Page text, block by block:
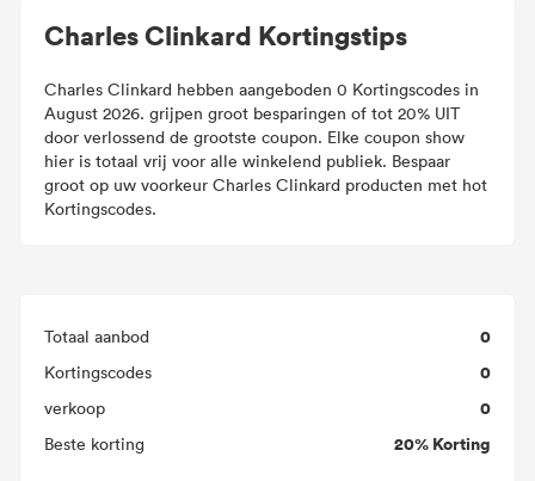
Charles Clinkard Kortingstips
Charles Clinkard hebben aangeboden 0 Kortingscodes in
August 2026. grijpen groot besparingen of tot 20% UIT
door verlossend de grootste coupon. Elke coupon show
hier is totaal vrij voor alle winkelend publiek. Bespaar
groot op uw voorkeur Charles Clinkard producten met hot
Kortingscodes.
Totaal aanbod 0
Kortingscodes 0
verkoop 0
Beste korting 20% Korting